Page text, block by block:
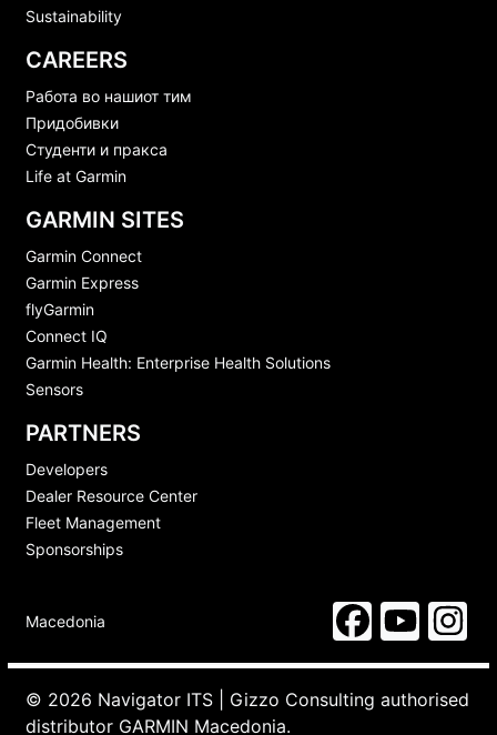
Sustainability
CAREERS
Работа во нашиот тим
Придобивки
Студенти и пракса
Life at Garmin
GARMIN SITES
Garmin Connect
Garmin Express
flyGarmin
Connect IQ
Garmin Health: Enterprise Health Solutions
Sensors
PARTNERS
Developers
Dealer Resource Center
Fleet Management
Sponsorships
Macedonia
© 2026 Navigator ITS | Gizzo Consulting authorised
distributor GARMIN Macedonia.